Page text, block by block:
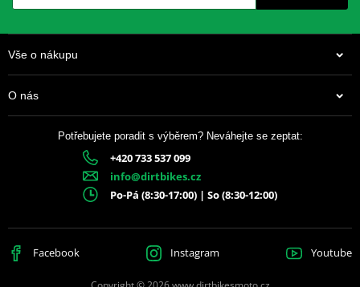
Vše o nákupu
O nás
Potřebujete poradit s výběrem? Neváhejte se zeptat:
+420 733 537 099
info@dirtbikes.cz
Po-Pá (8:30-17:00) | So (8:30-12:00)
Facebook Instagram Youtube